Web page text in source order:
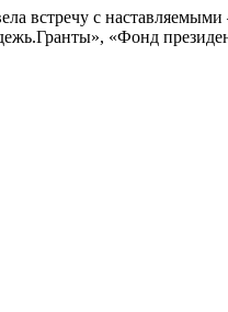
встречу с
«Фонд